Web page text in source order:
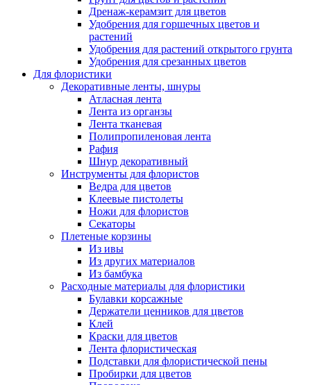
Дренаж-керамзит для цветов
Удобрения для горшечных цветов и
растений
Удобрения для растений открытого грунта
Удобрения для срезанных цветов
Для флористики
Декоративные ленты, шнуры
Атласная лента
Лента из органзы
Лента тканевая
Полипропиленовая лента
Рафия
Шнур декоративный
Инструменты для флористов
Ведра для цветов
Клеевые пистолеты
Ножи для флористов
Секаторы
Плетеные корзины
Из ивы
Из других материалов
Из бамбука
Расходные материалы для флористики
Булавки корсажные
Держатели ценников для цветов
Клей
Краски для цветов
Лента флористическая
Подставки для флористической пены
Пробирки для цветов